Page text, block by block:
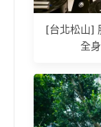
[台北松山]
全